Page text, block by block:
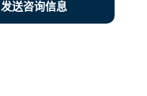
发送咨询信息